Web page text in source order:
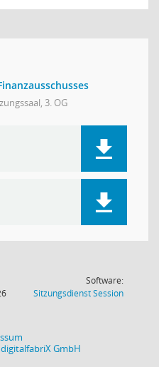
3. OG
Software:
SitzungsdienstSession(Wird in
digitalfabriX GmbH